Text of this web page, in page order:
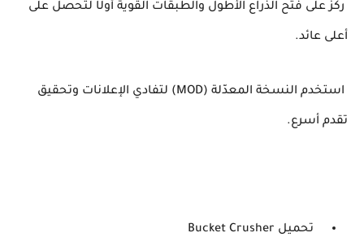
ركّز على فتح الذراع الأطول والطبقات القوية أولًا لتحصل على
أعلى عائد.
استخدم النسخة المعدّلة (MOD) لتفادي الإعلانات وتحقيق
تقدم أسرع.
تحميل Bucket Crusher